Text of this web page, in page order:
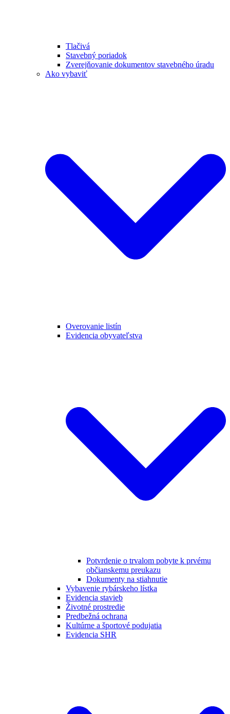
Tlačivá
Stavebný poriadok
Zverejňovanie dokumentov stavebného úradu
Ako vybaviť
Overovanie listín
Evidencia obyvateľstva
Potvrdenie o trvalom pobyte k prvému
občianskemu preukazu
Dokumenty na stiahnutie
Vybavenie rybárskeho lístka
Evidencia stavieb
Životné prostredie
Predbežná ochrana
Kultúrne a športové podujatia
Evidencia SHR